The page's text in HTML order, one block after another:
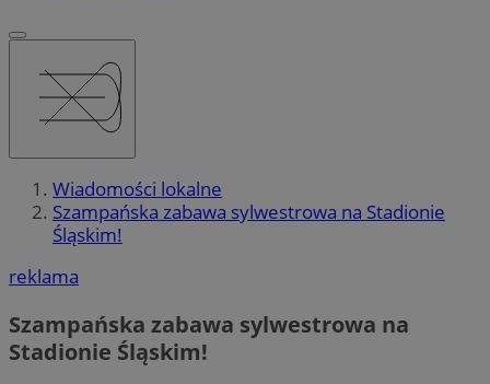
Wiadomości lokalne
Szampańska zabawa sylwestrowa na Stadionie
Śląskim!
reklama
Szampańska zabawa sylwestrowa na
Stadionie Śląskim!